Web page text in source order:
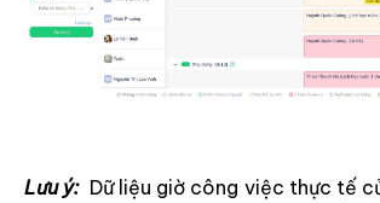
Lưu ý: Dữ liệu giờ công việc thực tế